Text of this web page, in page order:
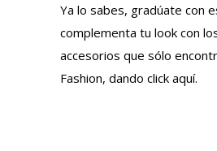
Ya lo sabes, gradúate con
complementa tu look con
accesorios que sólo
Fashion, dando click aquí.